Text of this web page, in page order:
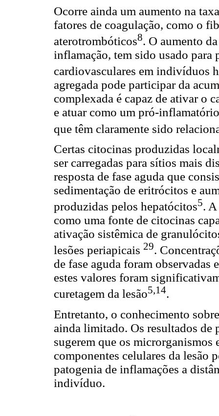
Ocorre ainda um aumento na
fatores de coagulação, como o
aterotrombóticos8. O aumento
inflamação, tem sido usado para
cardiovasculares em indivíduos
agregada pode participar da
complexada é capaz de ativar o
e atuar como um pró-
que têm claramente sido
Certas citocinas produzidas
ser carregadas para sítios mais
resposta de fase aguda que
sedimentação de eritrócitos e
produzidas pelos hepatócitos5.
como uma fonte de citocinas
ativação sistêmica de
lesões periapicais 29.
de fase aguda foram observadas
estes valores foram
curetagem da lesão5,14.
Entretanto, o conhecimento
ainda limitado. Os resultados de
sugerem que os
componentes celulares da lesão
patogenia de inflamações a
indivíduo.